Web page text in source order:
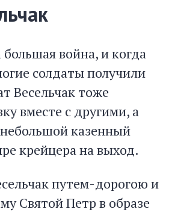
большая война, и когда
солдаты получили
Весельчак тоже
вместе с другими, а
казенный
крейцера на выход.
путем-дорогою и
Святой Петр в образе